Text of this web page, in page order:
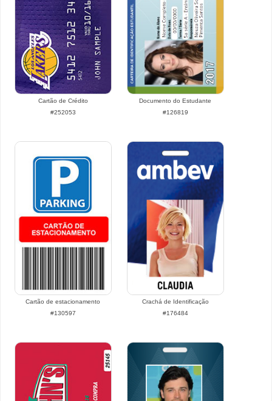
Cartão de Crédito
#252053
Documento do Estudante
#126819
Cartão de estacionamento
#130597
Crachá de Identificação
#176484